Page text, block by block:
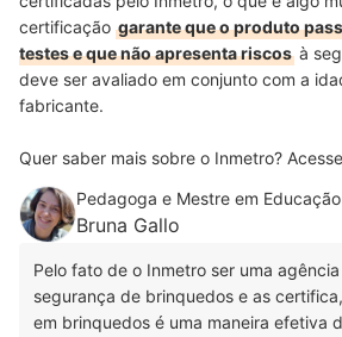
certificação garante que o produto
testes e que não apresenta riscos à
deve ser avaliado em conjunto com a
fabricante.
Quer saber mais sobre o Inmetro?
Pedagoga e Mestre em
Bruna Gallo
Pelo fato de o Inmetro ser uma
segurança de brinquedos e as
em brinquedos é uma maneira efetiva